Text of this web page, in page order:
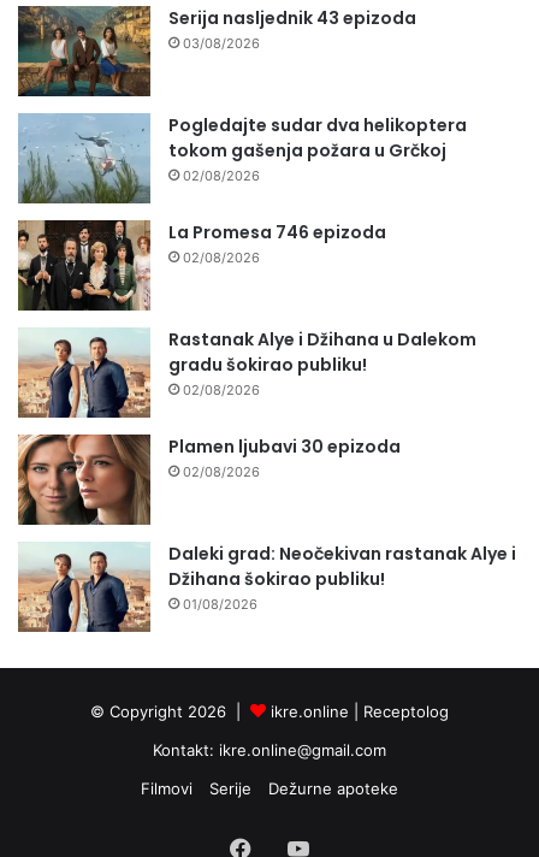
Serija nasljednik 43 epizoda
03/08/2026
Pogledajte sudar dva helikoptera
tokom gašenja požara u Grčkoj
02/08/2026
La Promesa 746 epizoda
02/08/2026
Rastanak Alye i Džihana u Dalekom
gradu šokirao publiku!
02/08/2026
Plamen ljubavi 30 epizoda
02/08/2026
Daleki grad: Neočekivan rastanak Alye i
Džihana šokirao publiku!
01/08/2026
© Copyright 2026 | ikre.online | Receptolog
Kontakt: ikre.online@gmail.com
Filmovi
Serije Dežurne apoteke
FacebookYouTube